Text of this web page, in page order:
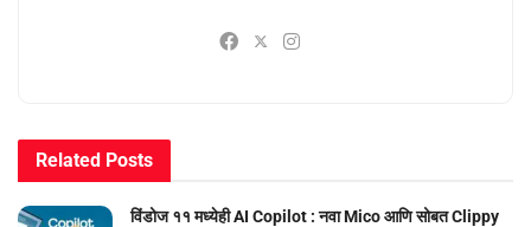
Related Posts
विंडोज ११ मध्येही AI Copilot : नवा Mico आणि सोबत Clippy